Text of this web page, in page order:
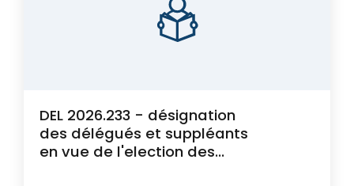
DEL 2026.233 - désignation
des délégués et suppléants
en vue de l'election des